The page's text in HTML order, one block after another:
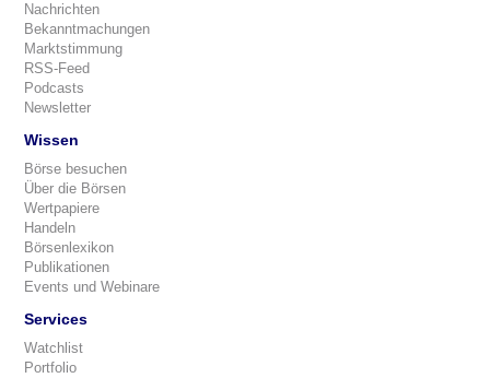
Nachrichten
Bekanntmachungen
Marktstimmung
RSS-Feed
Podcasts
Newsletter
Wissen
Börse besuchen
Über die Börsen
Wertpapiere
Handeln
Börsenlexikon
Publikationen
Events und Webinare
Services
Watchlist
Portfolio